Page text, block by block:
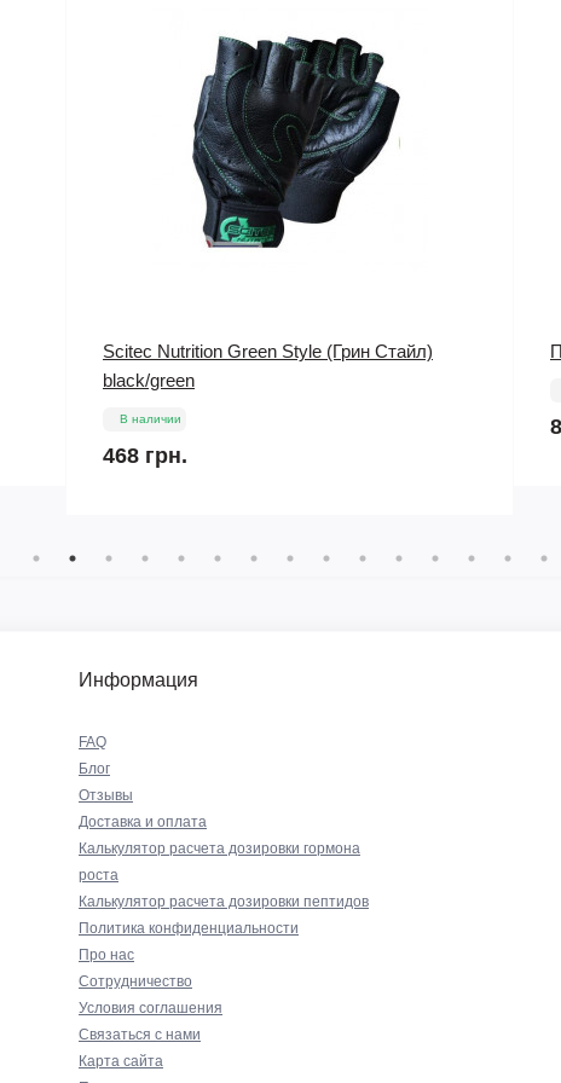
Пептид Gonadorelin (10 mg) PeptideSciences
В наличии
850 грн.
Информация
FAQ
Блог
Отзывы
Доставка и оплата
Калькулятор расчета дозировки гормона
роста
Калькулятор расчета дозировки пептидов
Политика конфиденциальности
Про нас
Сотрудничество
Условия соглашения
Связаться с нами
Карта сайта